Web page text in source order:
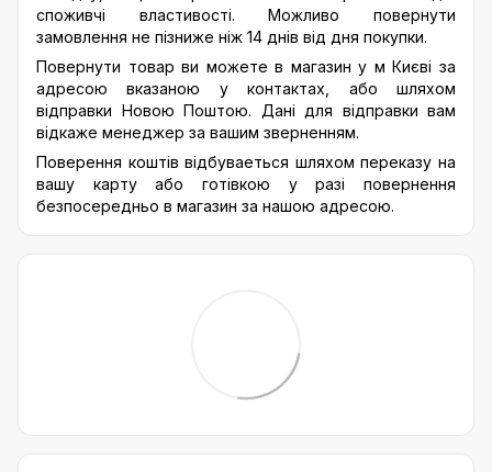
споживчі властивості. Можливо повернути
замовлення не пізниже ніж 14 днів від дня покупки.
Повернути товар ви можете в магазин у м Києві за
адресою вказаною у контактах, або шляхом
відправки Новою Поштою. Дані для відправки вам
відкаже менеджер за вашим зверненням.
Поверення коштів відбуваеться шляхом переказу на
вашу карту або готівкою у разі повернення
безпосередньо в магазин за нашою адресою.